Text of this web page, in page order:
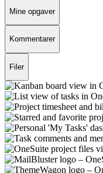
Mine opgaver
Kommentarer
Filer